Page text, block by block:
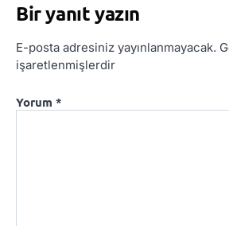
Bir yanıt yazın
E-posta adresiniz yayınlanmayacak.
işaretlenmişlerdir
Yorum *